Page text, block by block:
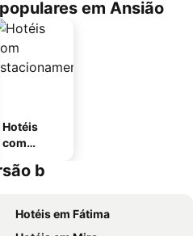
em Ansião
Hotéis
com
mentob
Hotéis em Fátima